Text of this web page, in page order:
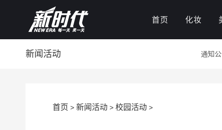
首页 化妆
新闻活动 通知
首页 > 新闻活动 > 校园活动 >